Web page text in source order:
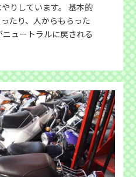
りしています。 基本的
たり、人からもらった
ュートラルに戻される